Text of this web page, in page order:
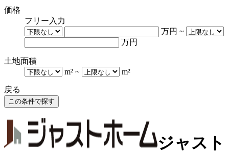
価格
フリー入力
万円 ~
万円
土地面積
m² ~ m²
戻る
ジャスト